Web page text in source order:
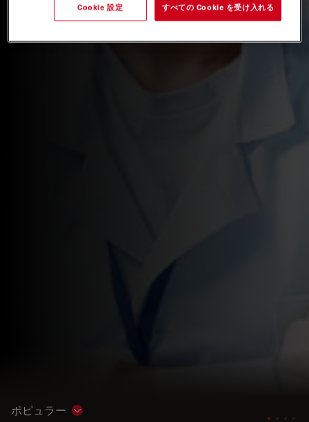
ポピュラー Show subnavigation
Cookie 設定 すべての Cookie を受け入れる